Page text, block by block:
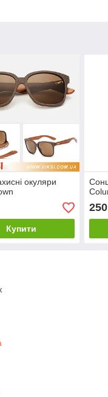
окуляри
Купити
250